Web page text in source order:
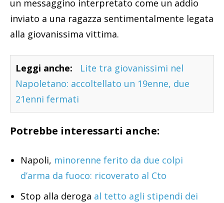
un messaggino interpretato come un addio
inviato a una ragazza sentimentalmente legata
alla giovanissima vittima.
Leggi anche:
Lite tra giovanissimi nel
Napoletano: accoltellato un 19enne, due
21enni fermati
Potrebbe interessarti anche:
Napoli, minorenne ferito da due colpi
d’arma da fuoco: ricoverato al Cto
Stop alla deroga al tetto agli stipendi dei